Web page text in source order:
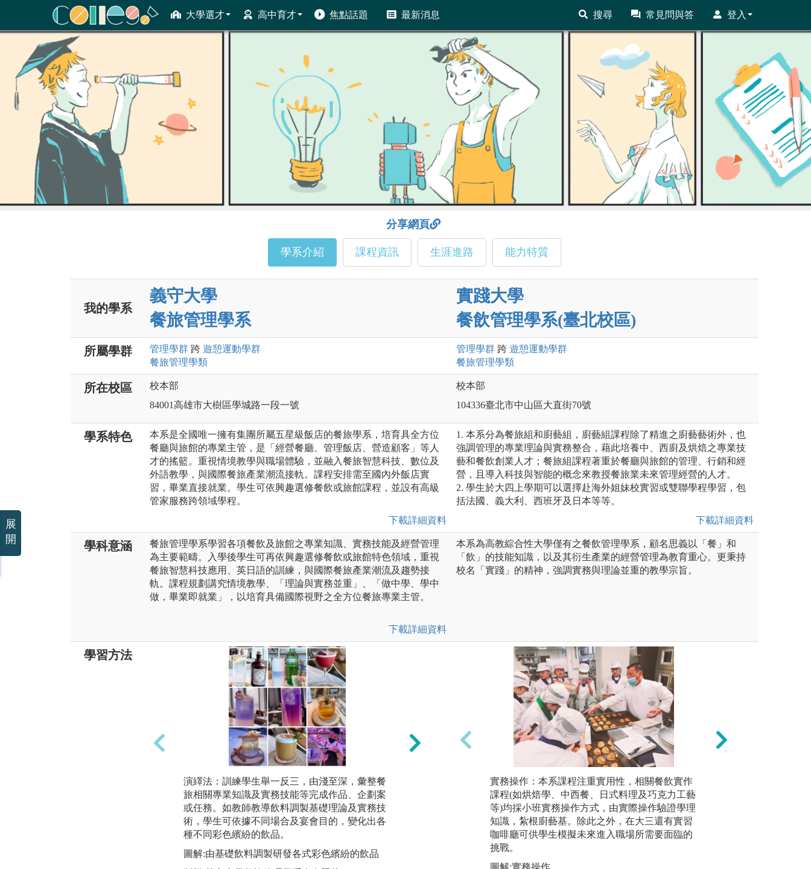
大學選才 高中育才 焦點話題 最新消息 搜尋 常見問與答 登入
ColleGo! 大學選才與高中育才輔助系統
分享網頁
學系介紹 課程資訊 生涯進路 能力特質
我的學系
義守大學
餐旅管理學系
實踐大學
餐飲管理學系(臺北校區)
所屬學群 管理學群 跨 遊憩運動學群
餐旅管理學類
管理學群 跨 遊憩運動學群
餐旅管理學類
所在校區
校本部
84001高雄市大樹區學城路一段一號
校本部
104336臺北市中山區大直街70號
學系特色
本系是全國唯一擁有集團所屬五星級飯店的餐旅學系，培育具全方位
餐廳與旅館的專業主管，是「經營餐廳、管理飯店、營造顧客」等人
才的搖籃。重視情境教學與職場體驗，並融入餐旅智慧科技、數位及
外語教學，與國際餐旅產業潮流接軌。課程安排需至國內外飯店實
習，畢業直接就業。學生可依興趣選修餐飲或旅館課程，並設有高級
管家服務跨領域學程。
下載詳細資料
1. 本系分為餐旅組和廚藝組，廚藝組課程除了精進之廚藝藝術外，也
強調管理的專業理論與實務整合，藉此培養中、西廚及烘焙之專業技
藝和餐飲創業人才；餐旅組課程著重於餐廳與旅館的管理、行銷和經
營，且導入科技與智能的概念來教授餐旅業未來管理經營的人才。
2. 學生於大四上學期可以選擇赴海外姐妹校實習或雙聯學程學習，包
括法國、義大利、西班牙及日本等等。
下載詳細資料
學科意涵
餐旅管理學系學習各項餐飲及旅館之專業知識、實務技能及經營管理
為主要範疇。入學後學生可再依興趣選修餐飲或旅館特色領域，重視
餐旅智慧科技應用、英日語的訓練，與國際餐旅產業潮流及趨勢接
軌。課程規劃講究情境教學、「理論與實務並重」、「做中學、學中
做，畢業即就業」，以培育具備國際視野之全方位餐旅專業主管。
下載詳細資料
本系為高教綜合性大學僅有之餐飲管理學系，顧名思義以「餐」和
「飲」的技能知識，以及其衍生產業的經營管理為教育重心。更秉持
校名「實踐」的精神，強調實務與理論並重的教學宗旨。
學習方法
演繹法：訓練學生舉一反三，由淺至深，彙整餐
旅相關專業知識及實務技能等完成作品、企劃案
或任務。如教師教導飲料調製基礎理論及實務技
術，學生可依據不同場合及宴會目的，變化出各
種不同彩色繽紛的飲品。
圖解:由基礎飲料調製研發各式彩色繽紛的飲品
第二外國語言訓練：透過餐旅英、日語辭彙之訓
練，讓學生可以自在與外國人交談，對跨足國際
餐旅職場不畏懼。入學後有餐旅英語及日語會話
訓練，輔導學生外語檢定，順利到日本、新加玻
等國外實習及就業，開擴國際視野。
圖解:經由英日語訓練，到新加坡及日本等實習工
實務操作：本系課程注重實用性，相關餐飲實作
課程(如烘焙學、中西餐、日式料理及巧克力工藝
等)均採小班實務操作方式，由實際操作驗證學理
知識，紮根廚藝基。除此之外，在大三還有實習
咖啡廳可供學生模擬未來進入職場所需要面臨的
挑戰。
圖解:實務操作
展
開